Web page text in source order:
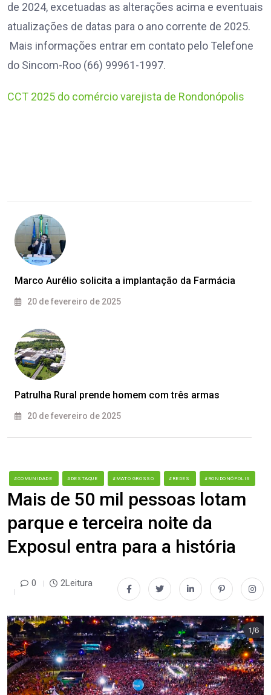
de 2024, excetuadas as alterações acima e eventuais
atualizações de datas para o ano corrente de 2025.
Mais informações entrar em contato pelo Telefone
do Sincom-Roo (66) 99961-1997.
CCT 2025 do comércio varejista de Rondonópolis
Marco Aurélio solicita a implantação da Farmácia
20 de fevereiro de 2025
Patrulha Rural prende homem com três armas
20 de fevereiro de 2025
#COMUNIDADE #DESTAQUE #MATO GROSSO #REDES #RONDONÓPOLIS
Mais de 50 mil pessoas lotam
parque e terceira noite da
Exposul entra para a história
0 2Leitura